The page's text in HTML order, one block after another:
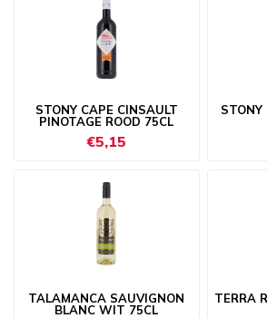
STONY CAPE CINSAULT
PINOTAGE ROOD 75CL
€5,15
STONY
TALAMANCA SAUVIGNON
BLANC WIT 75CL
TERRA